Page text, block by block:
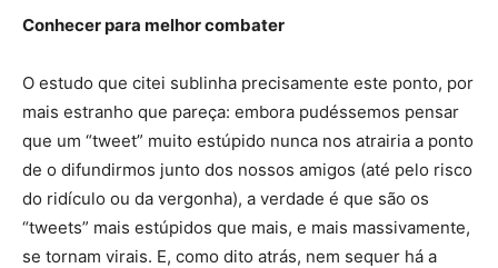
Conhecer para melhor combater
O estudo que citei sublinha precisamente este ponto, por
mais estranho que pareça: embora pudéssemos pensar
que um “tweet” muito estúpido nunca nos atrairia a ponto
de o difundirmos junto dos nossos amigos (até pelo risco
do ridículo ou da vergonha), a verdade é que são os
“tweets” mais estúpidos que mais, e mais massivamente,
se tornam virais. E, como dito atrás, nem sequer há a